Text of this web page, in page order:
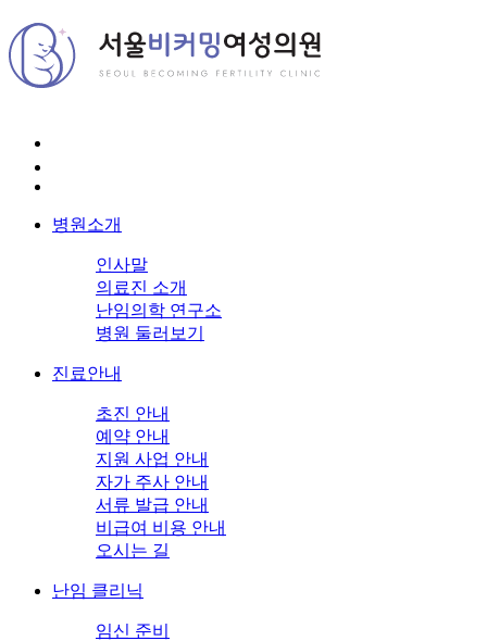
병원소개
인사말
의료진 소개
난임의학 연구소
병원 둘러보기
진료안내
초진 안내
예약 안내
지원 사업 안내
자가 주사 안내
서류 발급 안내
비급여 비용 안내
오시는 길
난임 클리닉
임신 준비